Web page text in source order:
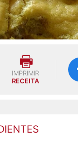
IMPRIMIR
RECEITA